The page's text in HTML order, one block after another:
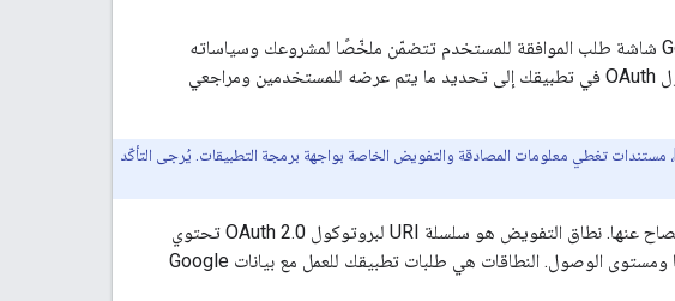
عند استخدام بروتوكول OAuth 2.0 للحصول على إذن الوصول، يعرض Google شاشة طلب الموافقة للمستخدم تتضمّن ملخّصًا لمشروعك وسياساته
ونطاقات الوصول المطلوبة. يؤدي ضبط شاشة طلب الموافقة المتعلّقة ببروتوكول OAuth في تطبيقك إلى تحديد ما يتم عرضه للمستخدمين ومراجعي
تتضمّن بعض واجهات برمجة التطبيقات في Google Workspace، مثل Drive API، مستندات تغطي معلومات المصادقة والتفويض الخاصة بواجهة برمجة التطبيقات. يُرجى التأكّد
والإفصاح عنها. نطاق التفويض هو سلسلة URI لبروتوكول OAuth 2.0 تحتوي
على اسم تطبيق Google Workspace ونوع البيانات التي يمكنه الوصول إليها ومستوى الوصول. النطاقات هي طلبات تطبيقك للعمل مع بيانات Google